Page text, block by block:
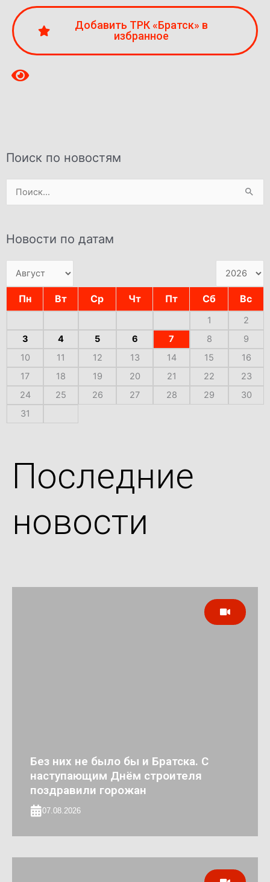
Добавить ТРК «Братск» в
избранное
Поиск по новостям
Поиск:
Новости по датам
Пн Вт Ср Чт Пт Сб Вс
1
2
3
4 5 6 7 8
9
10
11 12 13 14 15
16
17
18 19 20 21 22
23
24
25 26 27 28 29
30
31
Последние
новости
Без них не было бы и Братска. С
наступающим Днём строителя
поздравили горожан
07.08.2026